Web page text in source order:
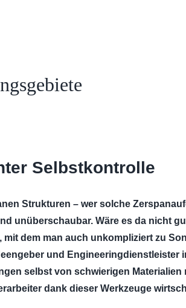
Selbstkontrolle
Strukturen – wer solche
unüberschaubar. Wäre es da nicht
dem man auch unkompliziert zu
und Engineeringdienstleister
selbst von schwierigen Materialien
dank dieser Werkzeuge